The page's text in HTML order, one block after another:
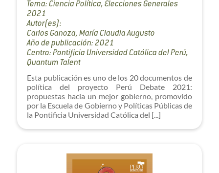
Tema: Ciencia Política, Elecciones Generales
2021
Autor(es):
Carlos Ganoza, María Claudia Augusto
Año de publicación: 2021
Centro: Pontificia Universidad Católica del Perú,
Quantum Talent
Esta publicación es uno de los 20 documentos de
política del proyecto Perú Debate 2021:
propuestas hacia un mejor gobierno, promovido
por la Escuela de Gobierno y Políticas Públicas de
la Pontificia Universidad Católica del [...]